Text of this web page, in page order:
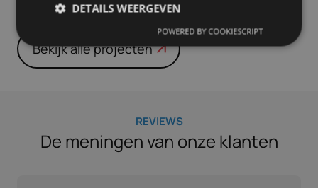
Bekijk alle projecten
REVIEWS
De meningen van onze klanten
DETAILS WEERGEVEN
POWERED BY COOKIESCRIPT